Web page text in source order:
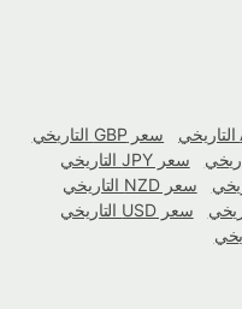
سعر GBP التاريخي
سعر JPY التاريخي
سعر NZD التاريخي
سعر USD التاريخي